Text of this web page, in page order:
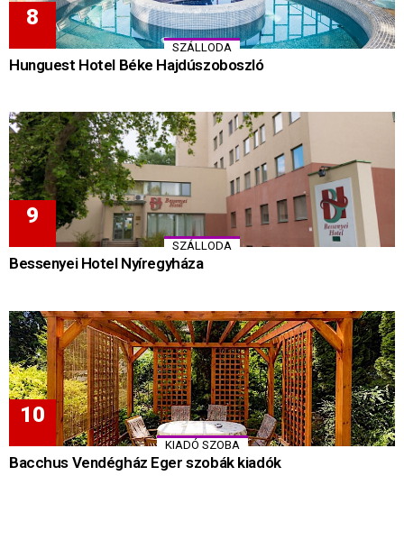
SZÁLLODA
Hunguest Hotel Béke Hajdúszoboszló
SZÁLLODA
Bessenyei Hotel Nyíregyháza
KIADÓ SZOBA
Bacchus Vendégház Eger szobák kiadók